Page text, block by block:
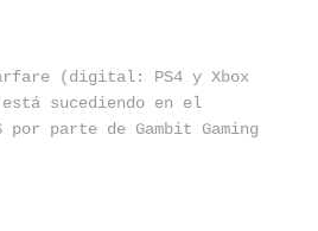
(digital: PS4 y Xbox
sucediendo en el
parte de Gambit Gaming